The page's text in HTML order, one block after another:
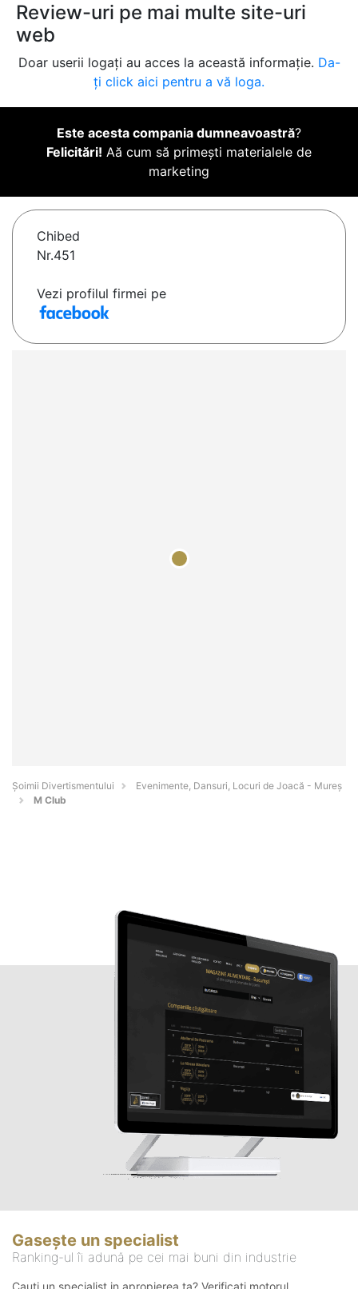
Review-uri pe mai multe site-uri
web
Doar userii logați au acces la această informație. Da-
ți click aici pentru a vă loga.
Este acesta compania dumneavoastră?
Felicitări! Aă cum să primești materialele de
marketing
Chibed
Nr.451
Vezi profilul firmei pe
Şoimii Divertismentului
Evenimente, Dansuri, Locuri de Joacă - Mureş
M Club
Gasește un specialist
Ranking-ul îi adună pe cei mai buni din industrie
Cauți un specialist in apropierea ta? Verificați motorul